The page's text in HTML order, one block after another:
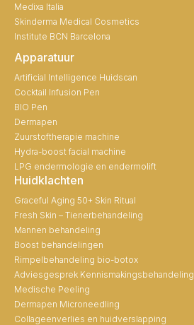
Medixa Italia
Skinderma Medical Cosmetics
Institute BCN Barcelona
Apparatuur
Artificial Intelligence Huidscan
Cocktail Infusion Pen
BIO Pen
Dermapen
Zuurstoftherapie machine
Hydra-boost facial machine
LPG endermologie en endermolift
Huidklachten
Graceful Aging 50+ Skin Ritual
Fresh Skin – Tienerbehandeling
Mannen behandeling
Boost behandelingen
Rimpelbehandeling bio-botox
Adviesgesprek Kennismakingsbehandeling
Medische Peeling
Dermapen Microneedling
Collageenverlies en huidverslapping